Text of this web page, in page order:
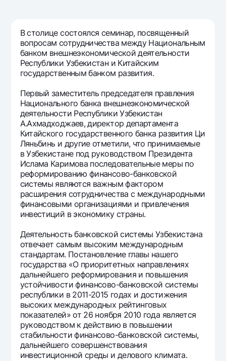
Золотой депозит
Золотые слитки от НБУ
Серебряный депозит
Visa
Visa FIFA
Mastercard
Зарплатные
Garmin pay
Тарифы
Акции
Часто задаваемые вопросы
Ищите по сайту
Найти
Полезные ссылки
Часто задаваемые вопросы
Пресс-центр
Офисы и банкоматы
Согласие на обработку персональных данных
Следите за нами в соцсетях
Контакт-центр
+998 78 148-00-101344
В столице состоялся семинар, посвященный
вопросам сотрудничества между Национальным
банком внешнеэкономической деятельности
Республики Узбекистан и Китайским
государственным банком развития.
Первый заместитель председателя правления
Национального банка внешнеэкономической
деятельности Республики Узбекистан
А.Ахмадходжаев, директор департамента
Китайского государственного банка развития Ци
Ляньбинь и другие отметили, что принимаемые
в Узбекистане под руководством Президента
Ислама Каримова последовательные меры по
реформированию финансово-банковской
системы являются важным фактором
расширения сотрудничества с международными
финансовыми организациями и привлечения
инвестиций в экономику страны.
Деятельность банковской системы Узбекистана
отвечает самым высоким международным
стандартам. Постановление главы нашего
государства «О приоритетных направлениях
дальнейшего реформирования и повышения
устойчивости финансово-банковской системы
республики в 2011-2015 годах и достижения
высоких международных рейтинговых
показателей» от 26 ноября 2010 года является
руководством к действию в повышении
стабильности финансово-банковской системы,
дальнейшего совершенствования
инвестиционной среды и делового климата.